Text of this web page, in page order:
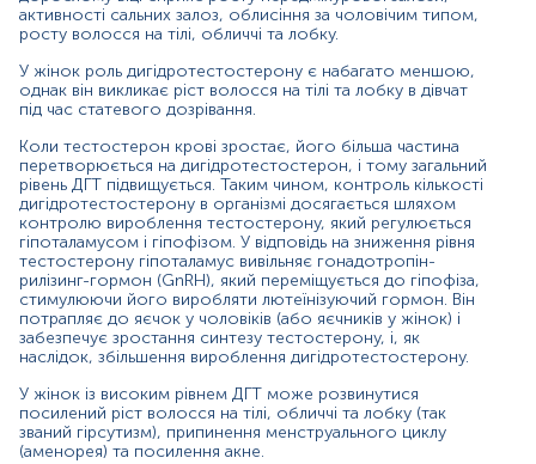
тестостерону. Він також відіграє певну роль у
розвитку та загостренні доброякісної гіперплазії
Пацієнти з каріотипом 46 XY й жіночими або
неоднозначними статевими органами можуть мати
дефіцит ферменту 5α-редуктази. Цей стан зазвичай
проявляється недорозвиненням чоловічих статевих
органів і простати. Він діагностується після статевого
дозрівання шляхом визначення концентрації
тестостерону та ДГТ.
Показання до призначення
Оцінка андрогенного статусу організму (в
комплексі з іншими андрогенами);
Оцінка осіб з можливим дефіцитом 5-альфа-
редуктази;
Моніторинг осіб, які отримують терапію
інгібіторами 5-альфа-редуктази або хіміотерапію;
активності сальних залоз, облисіння за чоловічим типом,
росту волосся на тілі, обличчі та лобку.
У жінок роль дигідротестостерону є набагато меншою,
однак він викликає ріст волосся на тілі та лобку в дівчат
під час статевого дозрівання.
Коли тестостерон крові зростає, його більша частина
перетворюється на дигідротестостерон, і тому загальний
рівень ДГТ підвищується. Таким чином, контроль кількості
дигідротестостерону в організмі досягається шляхом
контролю вироблення тестостерону, який регулюється
гіпоталамусом і гіпофізом. У відповідь на зниження рівня
тестостерону гіпоталамус вивільняє гонадотропін-
рилізинг-гормон (GnRH), який переміщується до гіпофіза,
стимулюючи його виробляти лютеїнізуючий гормон. Він
потрапляє до яєчок у чоловіків (або яєчників у жінок) і
забезпечує зростання синтезу тестостерону, і, як
наслідок, збільшення вироблення дигідротестостерону.
У жінок із високим рівнем ДГТ може розвинутися
посилений ріст волосся на тілі, обличчі та лобку (так
званий гірсутизм), припинення менструального циклу
(аменорея) та посилення акне.